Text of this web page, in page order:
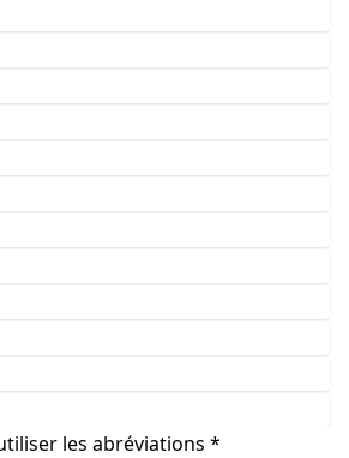
les abréviations *